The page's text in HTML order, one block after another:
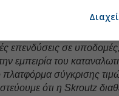
Partner και Επικεφαλής
όλα όσα πέτυχε η
με τους Ιδρυτές και
επενδύσεις σε υποδομές,
εμπειρία του
πλατφόρμα σύγκρισης
ότι η Skroutz